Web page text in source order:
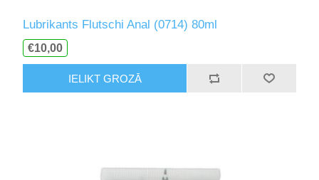
Lubrikants Flutschi Anal (0714) 80ml
€10,00
IELIKT GROZĀ